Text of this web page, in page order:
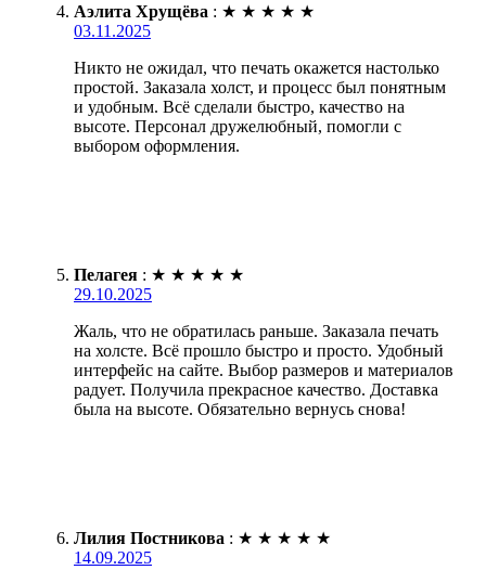
Аэлита Хрущёва : ★ ★ ★ ★ ★
03.11.2025
Никто не ожидал, что печать окажется настолько
простой. Заказала холст, и процесс был понятным
и удобным. Всё сделали быстро, качество на
высоте. Персонал дружелюбный, помогли с
выбором оформления.
Пелагея : ★ ★ ★ ★ ★
29.10.2025
Жаль, что не обратилась раньше. Заказала печать
на холсте. Всё прошло быстро и просто. Удобный
интерфейс на сайте. Выбор размеров и материалов
радует. Получила прекрасное качество. Доставка
была на высоте. Обязательно вернусь снова!
Лилия Постникова : ★ ★ ★ ★ ★
14.09.2025